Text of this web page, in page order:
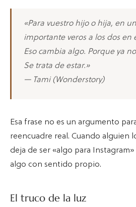
«Para vuestro hijo o hija, en
importante veros a los dos en
Eso cambia algo. Porque ya
Se trata de estar.»
— Tami (Wonderstory)
Esa frase no es un argumento
reencuadre real. Cuando alguien
deja de ser «algo para
algo con sentido propio.
El truco de la luz